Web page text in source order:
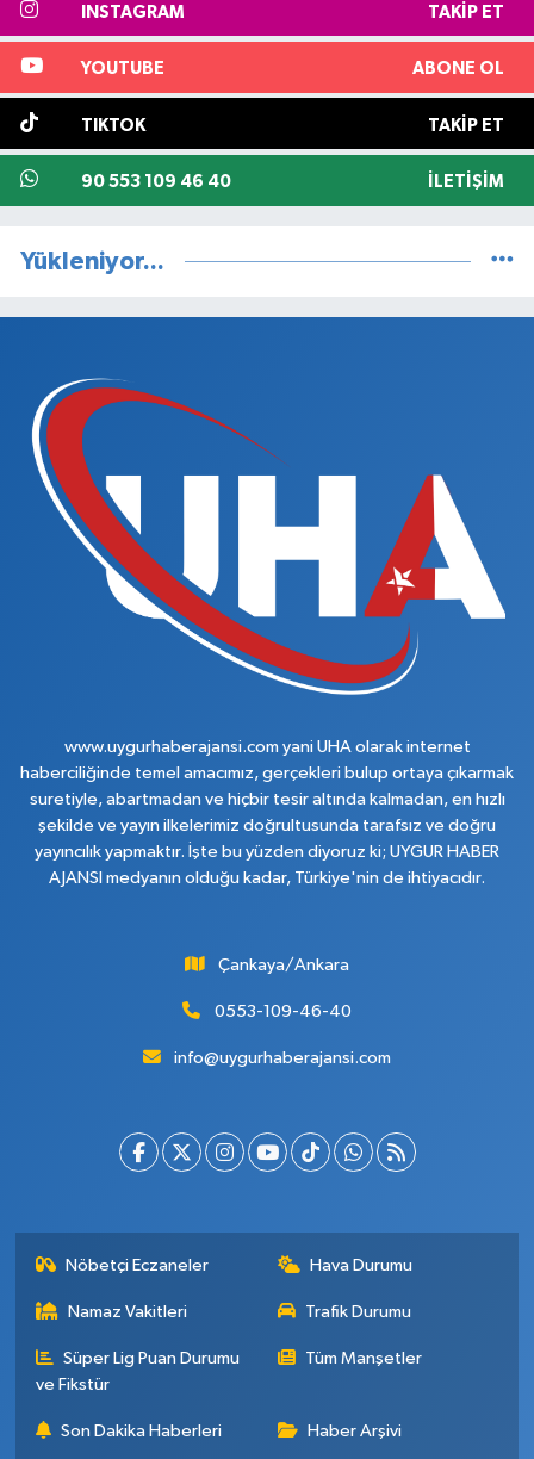
INSTAGRAM TAKIP ET
YOUTUBE ABONE OL
TIKTOK TAKIP ET
90 553 109 46 40 İLETIŞIM
Yükleniyor...
www.uygurhaberajansi.com yani UHA olarak internet
haberciliğinde temel amacımız, gerçekleri bulup ortaya çıkarmak
suretiyle, abartmadan ve hiçbir tesir altında kalmadan, en hızlı
şekilde ve yayın ilkelerimiz doğrultusunda tarafsız ve doğru
yayıncılık yapmaktır. İşte bu yüzden diyoruz ki; UYGUR HABER
AJANSI medyanın olduğu kadar, Türkiye'nin de ihtiyacıdır.
Çankaya/Ankara
0553-109-46-40
info@uygurhaberajansi.com
Nöbetçi Eczaneler Hava Durumu
Namaz Vakitleri Trafik Durumu
Süper Lig Puan Durumu
ve Fikstür
Tüm Manşetler
Son Dakika Haberleri Haber Arşivi